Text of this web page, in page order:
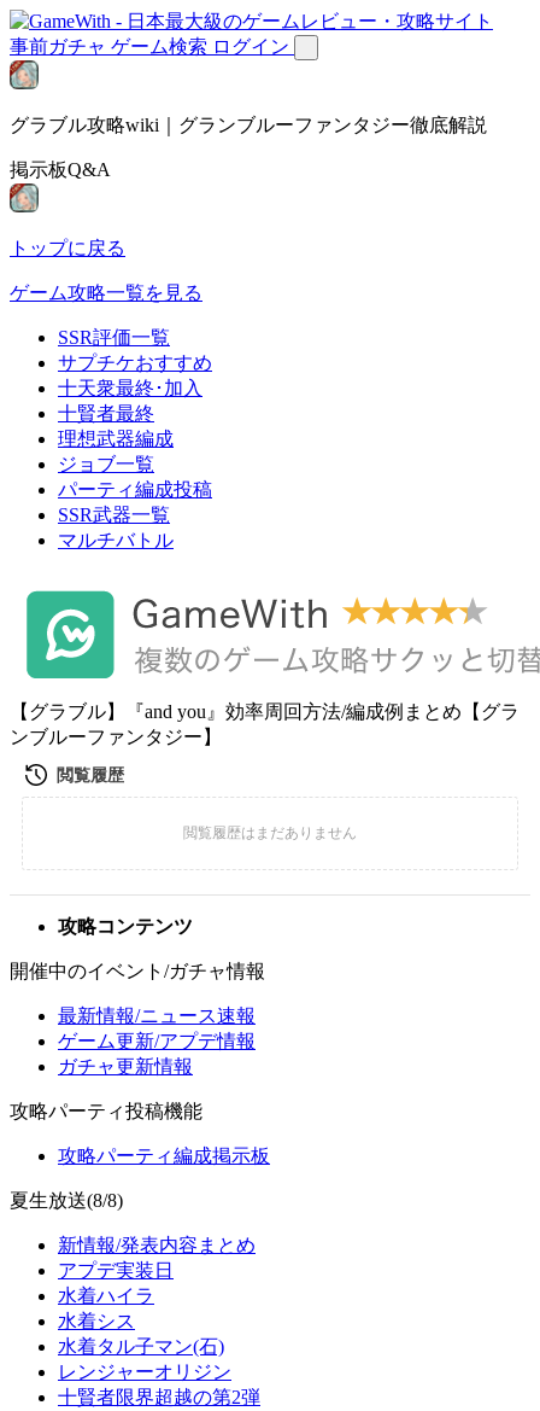
事前ガチャ ゲーム検索 ログイン
グラブル攻略wiki｜グランブルーファンタジー徹底解説
掲示板Q&A
トップに戻る
ゲーム攻略一覧を見る
SSR評価一覧
サプチケおすすめ
十天衆最終･加入
十賢者最終
理想武器編成
ジョブ一覧
パーティ編成投稿
SSR武器一覧
マルチバトル
【グラブル】『and you』効率周回方法/編成例まとめ【グラ
ンブルーファンタジー】
攻略コンテンツ
開催中のイベント/ガチャ情報
最新情報/ニュース速報
ゲーム更新/アプデ情報
ガチャ更新情報
攻略パーティ投稿機能
攻略パーティ編成掲示板
夏生放送(8/8)
新情報/発表内容まとめ
アプデ実装日
水着ハイラ
水着シス
水着タル子マン(石)
レンジャーオリジン
十賢者限界超越の第2弾